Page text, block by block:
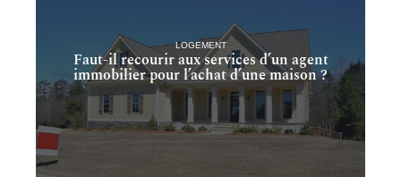
LOGEMENT
Faut-il recourir aux services d’un agent
immobilier pour l’achat d’une maison ?